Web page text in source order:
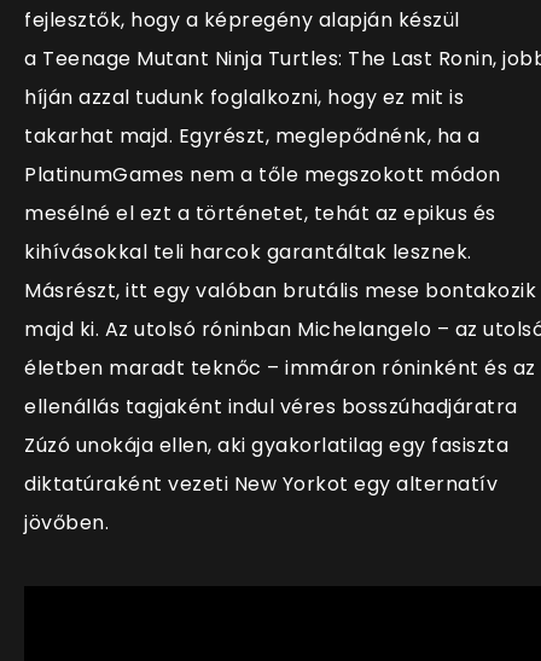
fejlesztők, hogy a képregény alapján készül
a Teenage Mutant Ninja Turtles: The Last Ronin,
híján azzal tudunk foglalkozni, hogy ez mit is
takarhat majd. Egyrészt, meglepődnénk, ha a
PlatinumGames nem a tőle megszokott módon
mesélné el ezt a történetet, tehát az epikus és
kihívásokkal teli harcok garantáltak lesznek.
Másrészt, itt egy valóban brutális mese bontakozik
majd ki. Az utolsó róninban Michelangelo – az
életben maradt teknőc – immáron róninként és az
ellenállás tagjaként indul véres bosszúhadjáratra
Zúzó unokája ellen, aki gyakorlatilag egy fasiszta
diktatúraként vezeti New Yorkot egy alternatív
jövőben.